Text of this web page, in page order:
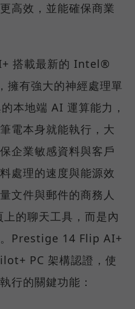
高效，並能確保商業
搭載最新的 Intel®
有強大的神經處理單
本地端 AI 運算能力，
電本身就能執行，大
企業敏感資料與客戶
處理的速度與能源效
文件與郵件的商務人
的聊天工具，而是內
Prestige 14 Flip AI+
PC 架構認證，使
行的關鍵功能：